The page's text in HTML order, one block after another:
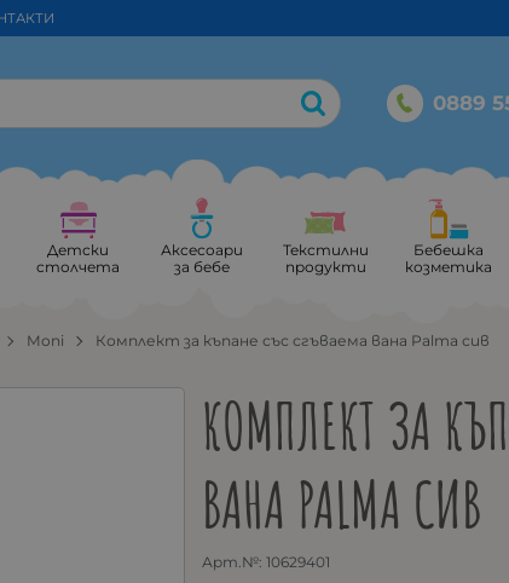
0889
Детски
столчета
Аксесоари
за бебе
Текстилни
продукти
Бебешка
козметика
Moni Комплект за къпане със сгъваема вана Palma сив
КОМПЛЕКТ ЗА
ВАНА PALMA СИВ
Арт.№: 10629401